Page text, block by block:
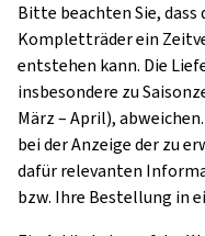
Bitte beachten Sie, dass
Kompletträder ein
entstehen kann. Die
insbesondere zu
März – April),
bei der Anzeige der zu
dafür relevanten
bzw. Ihre Bestellung in